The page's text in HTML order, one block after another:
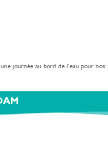
une journée au bord de l’eau pour nos